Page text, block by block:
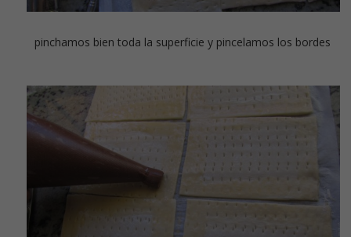
pinchamos bien toda la superficie y pincelamos los bordes